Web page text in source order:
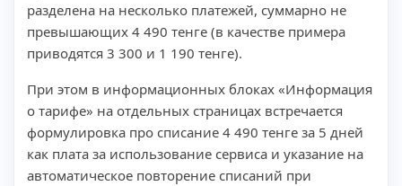
разделена на несколько платежей, суммарно не
превышающих 4 490 тенге (в качестве примера
приводятся 3 300 и 1 190 тенге).
При этом в информационных блоках «Информация
о тарифе» на отдельных страницах встречается
формулировка про списание 4 490 тенге за 5 дней
как плата за использование сервиса и указание на
автоматическое повторение списаний при